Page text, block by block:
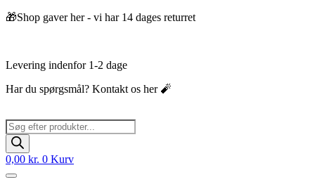
Videre
🎁Shop gaver her - vi har 14 dages returret
Levering indenfor 1-2 dage
Har du spørgsmål? Kontakt os her 🧨
Products
search
0,00 kr. 0 Kurv